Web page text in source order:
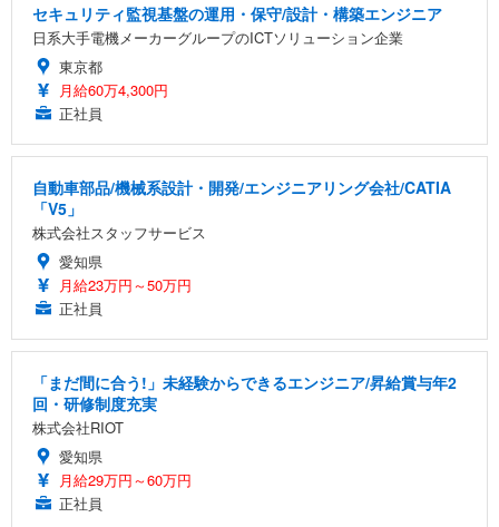
セキュリティ監視基盤の運用・保守/設計・構築エンジニア
日系大手電機メーカーグループのICTソリューション企業
東京都
月給60万4,300円
正社員
自動車部品/機械系設計・開発/エンジニアリング会社/CATIA
「V5」
株式会社スタッフサービス
愛知県
月給23万円～50万円
正社員
「まだ間に合う!」未経験からできるエンジニア/昇給賞与年2
回・研修制度充実
株式会社RIOT
愛知県
月給29万円～60万円
正社員